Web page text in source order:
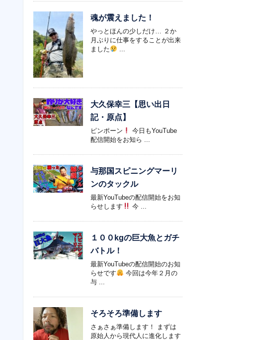
魂が震えました！
やっとほんの少しだけ… ２か
月ぶりに仕事をすることが出来
ました
...
大久保幸三【思い出日
記・原点】
ピンポーン
今日もYouTube
配信開始をお知ら ...
与那国スピニングマーリ
ンのタックル
最新YouTubeの配信開始をお知
らせします
今 ...
１００kgの巨大魚とガチ
バトル！
最新YouTubeの配信開始のお知
らせです
今回は今年２月の
与 ...
そろそろ準備します
さぁさぁ準備します！ まずは
原始人から現代人に進化します